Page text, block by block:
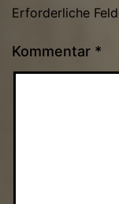
Erforderliche
Kommentar *